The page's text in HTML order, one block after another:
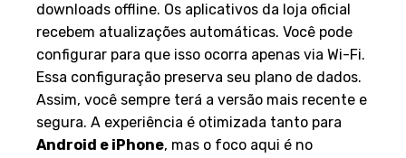
downloads offline. Os aplicativos da loja oficial
recebem atualizações automáticas. Você pode
configurar para que isso ocorra apenas via Wi-Fi.
Essa configuração preserva seu plano de dados.
Assim, você sempre terá a versão mais recente e
segura. A experiência é otimizada tanto para
Android e iPhone, mas o foco aqui é no